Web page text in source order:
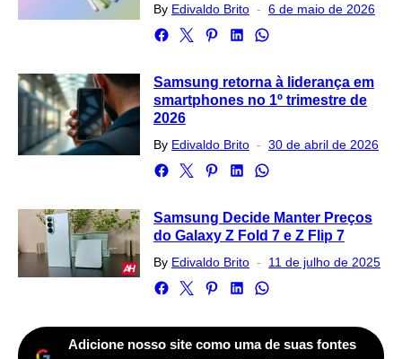
By Edivaldo Brito
Posted
6 de maio de 2026
Samsung retorna à liderança em
smartphones no 1º trimestre de
2026
By Edivaldo Brito
Posted
30 de abril de 2026
Samsung Decide Manter Preços
do Galaxy Z Fold 7 e Z Flip 7
By Edivaldo Brito
Posted
11 de julho de 2025
Adicione nosso site como uma de suas fontes